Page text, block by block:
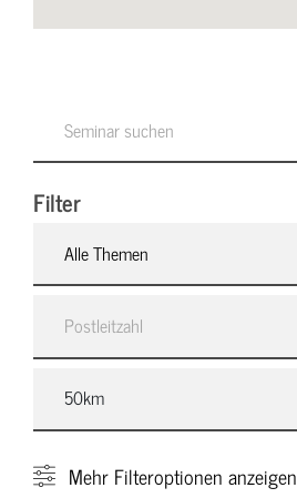
Filter
Alle Themen
Mehr Filteroptionen anzeigen